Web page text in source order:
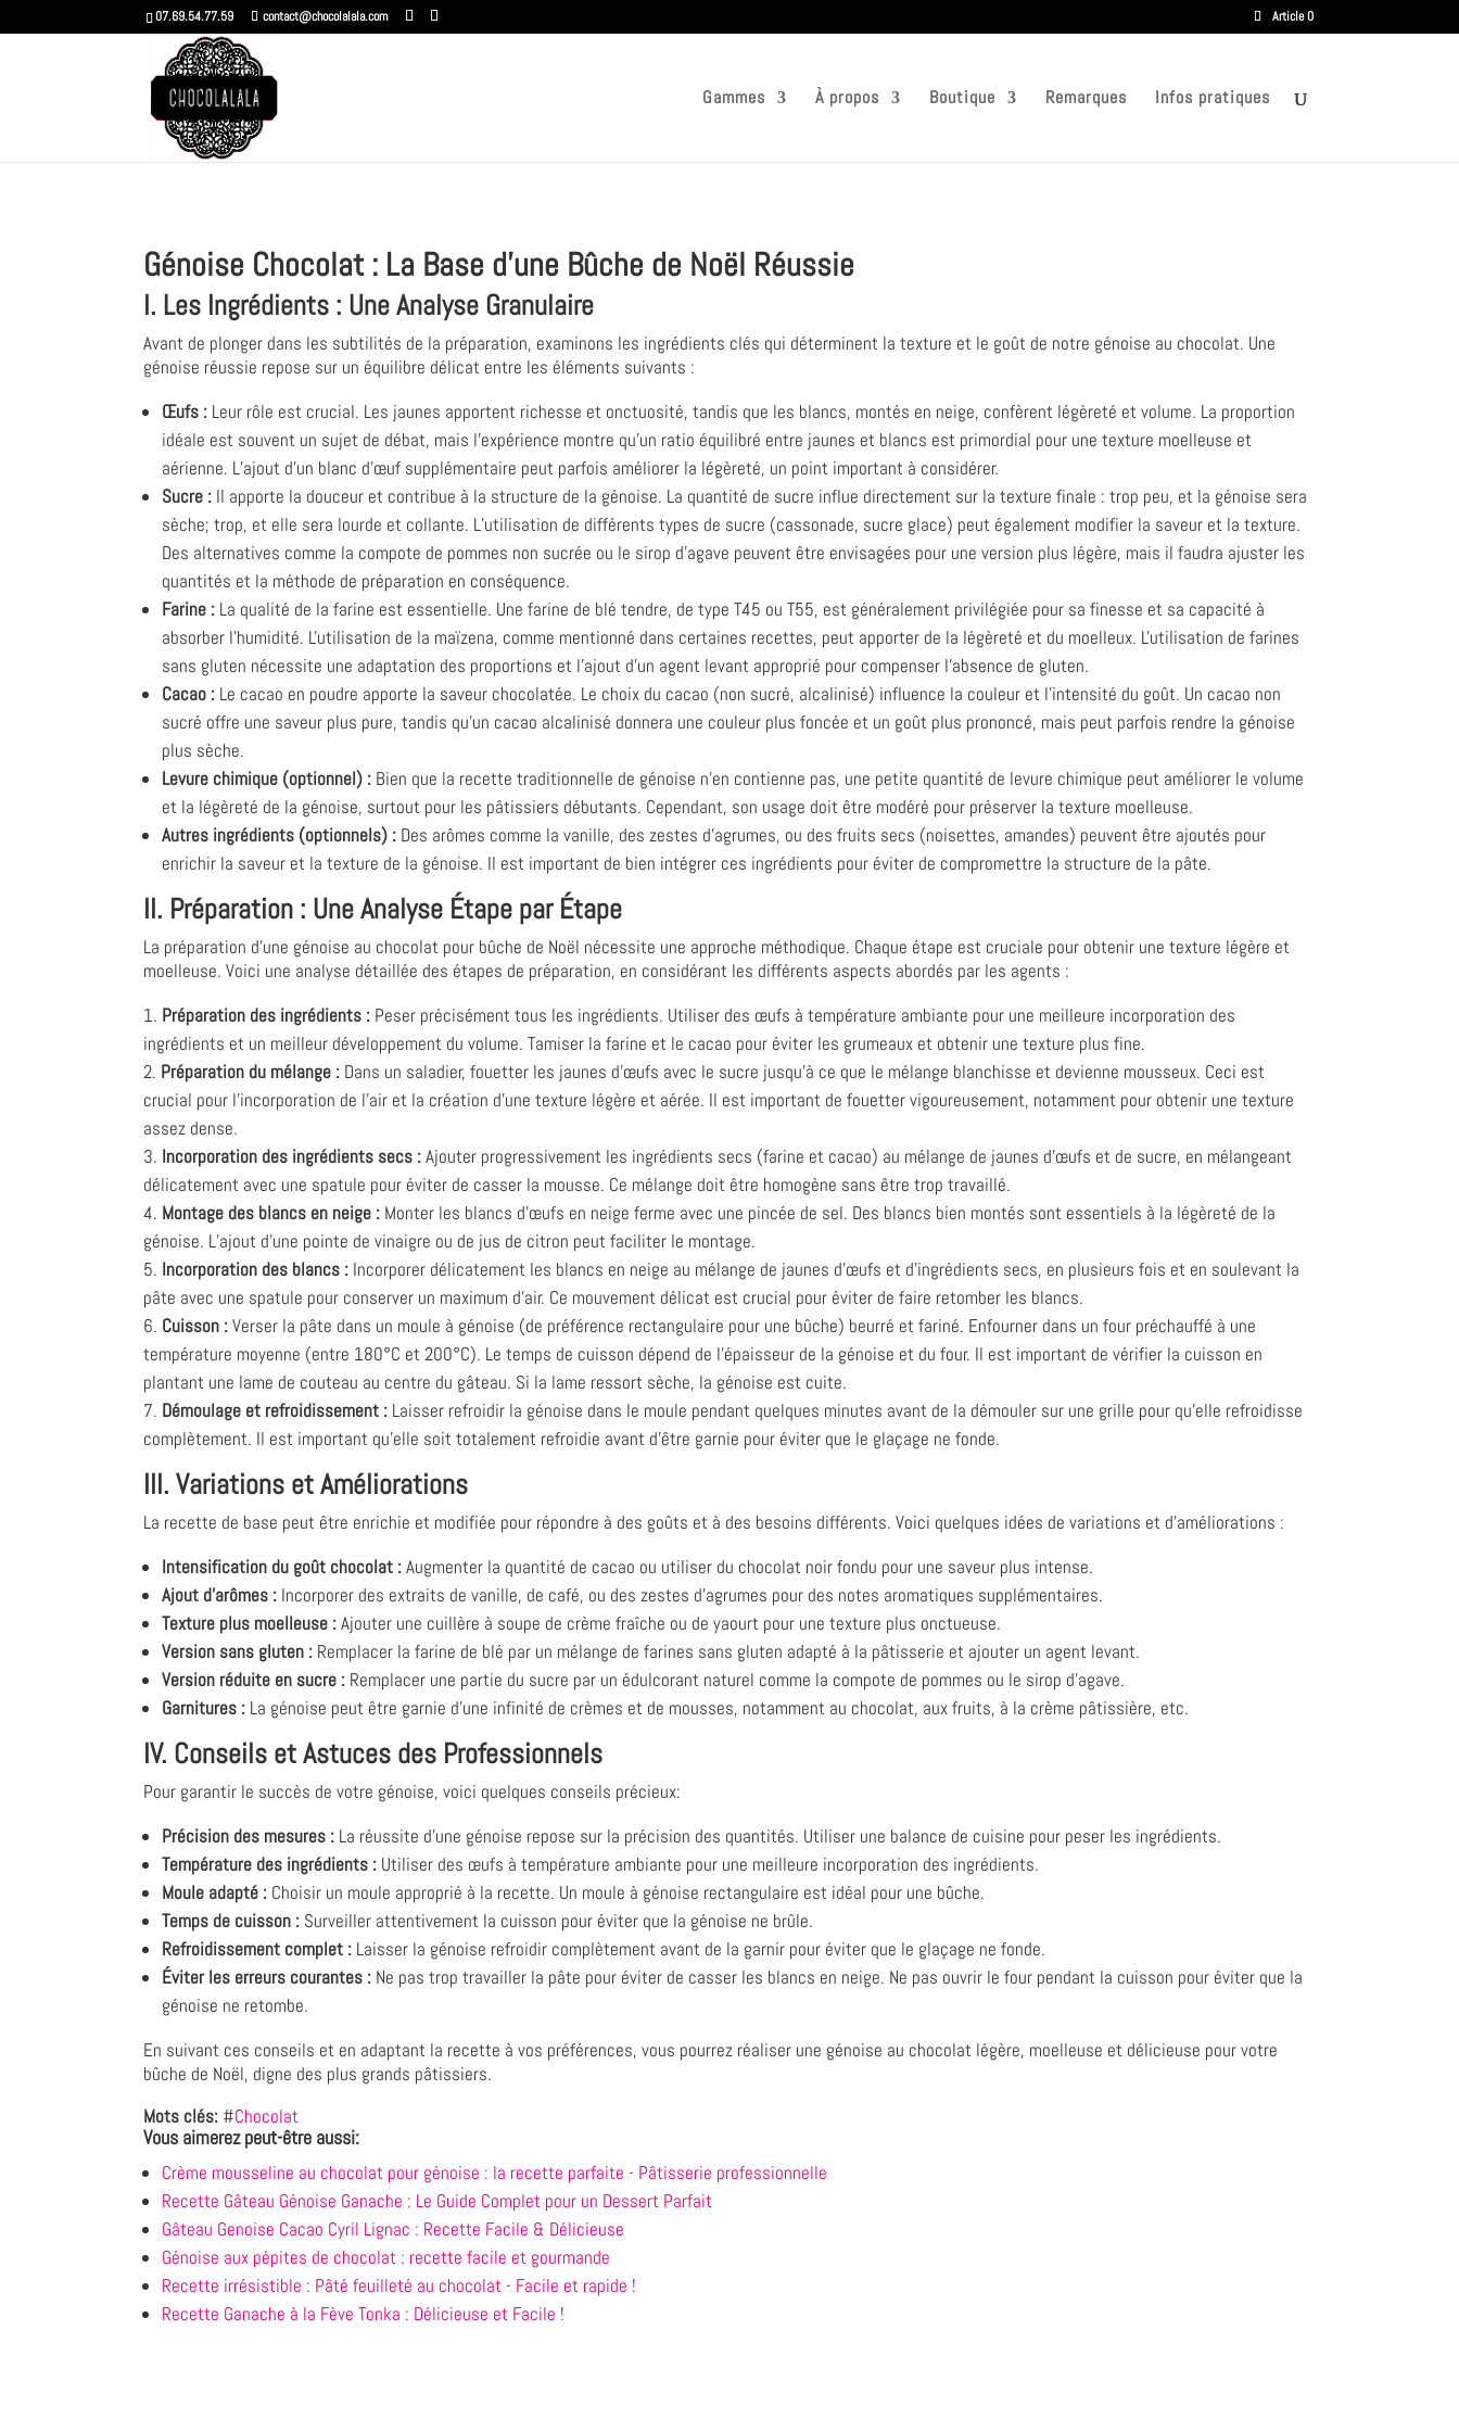
07.69.54.77.59 contact@chocolalala.com Article 0
Gammes À propos Boutique Remarques Infos pratiques
Génoise Chocolat : La Base d'une Bûche de Noël Réussie
I. Les Ingrédients : Une Analyse Granulaire
Avant de plonger dans les subtilités de la préparation, examinons les ingrédients clés qui déterminent la texture et le goût de notre génoise au chocolat. Une
génoise réussie repose sur un équilibre délicat entre les éléments suivants :
Œufs : Leur rôle est crucial. Les jaunes apportent richesse et onctuosité, tandis que les blancs, montés en neige, confèrent légèreté et volume. La proportion
idéale est souvent un sujet de débat, mais l’expérience montre qu’un ratio équilibré entre jaunes et blancs est primordial pour une texture moelleuse et
aérienne. L’ajout d’un blanc d’œuf supplémentaire peut parfois améliorer la légèreté, un point important à considérer.
Sucre : Il apporte la douceur et contribue à la structure de la génoise. La quantité de sucre influe directement sur la texture finale : trop peu, et la génoise sera
sèche; trop, et elle sera lourde et collante. L’utilisation de différents types de sucre (cassonade, sucre glace) peut également modifier la saveur et la texture.
Des alternatives comme la compote de pommes non sucrée ou le sirop d’agave peuvent être envisagées pour une version plus légère, mais il faudra ajuster les
quantités et la méthode de préparation en conséquence.
Farine : La qualité de la farine est essentielle. Une farine de blé tendre, de type T45 ou T55, est généralement privilégiée pour sa finesse et sa capacité à
absorber l’humidité. L'utilisation de la maïzena, comme mentionné dans certaines recettes, peut apporter de la légèreté et du moelleux. L'utilisation de farines
sans gluten nécessite une adaptation des proportions et l'ajout d'un agent levant approprié pour compenser l'absence de gluten.
Cacao : Le cacao en poudre apporte la saveur chocolatée. Le choix du cacao (non sucré, alcalinisé) influence la couleur et l'intensité du goût. Un cacao non
sucré offre une saveur plus pure, tandis qu'un cacao alcalinisé donnera une couleur plus foncée et un goût plus prononcé, mais peut parfois rendre la génoise
plus sèche.
Levure chimique (optionnel) : Bien que la recette traditionnelle de génoise n’en contienne pas, une petite quantité de levure chimique peut améliorer le volume
et la légèreté de la génoise, surtout pour les pâtissiers débutants. Cependant, son usage doit être modéré pour préserver la texture moelleuse.
Autres ingrédients (optionnels) : Des arômes comme la vanille, des zestes d’agrumes, ou des fruits secs (noisettes, amandes) peuvent être ajoutés pour
enrichir la saveur et la texture de la génoise. Il est important de bien intégrer ces ingrédients pour éviter de compromettre la structure de la pâte.
II. Préparation : Une Analyse Étape par Étape
La préparation d’une génoise au chocolat pour bûche de Noël nécessite une approche méthodique. Chaque étape est cruciale pour obtenir une texture légère et
moelleuse. Voici une analyse détaillée des étapes de préparation, en considérant les différents aspects abordés par les agents :
Préparation des ingrédients : Peser précisément tous les ingrédients. Utiliser des œufs à température ambiante pour une meilleure incorporation des
ingrédients et un meilleur développement du volume. Tamiser la farine et le cacao pour éviter les grumeaux et obtenir une texture plus fine.
Préparation du mélange : Dans un saladier, fouetter les jaunes d’œufs avec le sucre jusqu’à ce que le mélange blanchisse et devienne mousseux. Ceci est
crucial pour l’incorporation de l’air et la création d’une texture légère et aérée. Il est important de fouetter vigoureusement, notamment pour obtenir une texture
assez dense.
Incorporation des ingrédients secs :Ajouter progressivement les ingrédients secs (farine et cacao) au mélange de jaunes d’œufs et de sucre, en mélangeant
délicatement avec une spatule pour éviter de casser la mousse. Ce mélange doit être homogène sans être trop travaillé.
Montage des blancs en neige : Monter les blancs d’œufs en neige ferme avec une pincée de sel. Des blancs bien montés sont essentiels à la légèreté de la
génoise. L’ajout d’une pointe de vinaigre ou de jus de citron peut faciliter le montage.
Incorporation des blancs : Incorporer délicatement les blancs en neige au mélange de jaunes d’œufs et d’ingrédients secs, en plusieurs fois et en soulevant la
pâte avec une spatule pour conserver un maximum d’air. Ce mouvement délicat est crucial pour éviter de faire retomber les blancs.
Cuisson :Verser la pâte dans un moule à génoise (de préférence rectangulaire pour une bûche) beurré et fariné. Enfourner dans un four préchauffé à une
température moyenne (entre 180°C et 200°C). Le temps de cuisson dépend de l’épaisseur de la génoise et du four. Il est important de vérifier la cuisson en
plantant une lame de couteau au centre du gâteau. Si la lame ressort sèche, la génoise est cuite.
Démoulage et refroidissement : Laisser refroidir la génoise dans le moule pendant quelques minutes avant de la démouler sur une grille pour qu’elle refroidisse
complètement. Il est important qu'elle soit totalement refroidie avant d'être garnie pour éviter que le glaçage ne fonde.
III. Variations et Améliorations
La recette de base peut être enrichie et modifiée pour répondre à des goûts et à des besoins différents. Voici quelques idées de variations et d’améliorations :
Intensification du goût chocolat :Augmenter la quantité de cacao ou utiliser du chocolat noir fondu pour une saveur plus intense.
Ajout d’arômes : Incorporer des extraits de vanille, de café, ou des zestes d’agrumes pour des notes aromatiques supplémentaires.
Texture plus moelleuse :Ajouter une cuillère à soupe de crème fraîche ou de yaourt pour une texture plus onctueuse.
Version sans gluten : Remplacer la farine de blé par un mélange de farines sans gluten adapté à la pâtisserie et ajouter un agent levant.
Version réduite en sucre : Remplacer une partie du sucre par un édulcorant naturel comme la compote de pommes ou le sirop d’agave.
Garnitures : La génoise peut être garnie d'une infinité de crèmes et de mousses, notamment au chocolat, aux fruits, à la crème pâtissière, etc.
IV. Conseils et Astuces des Professionnels
Pour garantir le succès de votre génoise, voici quelques conseils précieux:
Précision des mesures : La réussite d’une génoise repose sur la précision des quantités. Utiliser une balance de cuisine pour peser les ingrédients.
Température des ingrédients : Utiliser des œufs à température ambiante pour une meilleure incorporation des ingrédients.
Moule adapté : Choisir un moule approprié à la recette. Un moule à génoise rectangulaire est idéal pour une bûche.
Temps de cuisson : Surveiller attentivement la cuisson pour éviter que la génoise ne brûle.
Refroidissement complet : Laisser la génoise refroidir complètement avant de la garnir pour éviter que le glaçage ne fonde.
Éviter les erreurs courantes : Ne pas trop travailler la pâte pour éviter de casser les blancs en neige. Ne pas ouvrir le four pendant la cuisson pour éviter que la
génoise ne retombe.
En suivant ces conseils et en adaptant la recette à vos préférences, vous pourrez réaliser une génoise au chocolat légère, moelleuse et délicieuse pour votre
bûche de Noël, digne des plus grands pâtissiers.
Mots clés: #Chocolat
Vous aimerez peut-être aussi:
Crème mousseline au chocolat pour génoise : la recette parfaite - Pâtisserie professionnelle
Recette Gâteau Génoise Ganache : Le Guide Complet pour un Dessert Parfait
Gâteau Genoise Cacao Cyril Lignac : Recette Facile & Délicieuse
Génoise aux pépites de chocolat : recette facile et gourmande
Recette irrésistible : Pâté feuilleté au chocolat - Facile et rapide !
Recette Ganache à la Fève Tonka : Délicieuse et Facile !